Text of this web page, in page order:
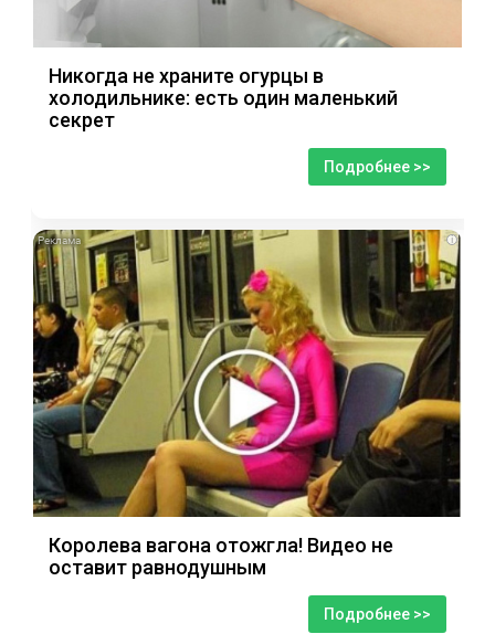
Никогда не храните огурцы в
холодильнике: есть один маленький
секрет
Подробнее >>
i
Королева вагона отожгла! Видео не
оставит равнодушным
Подробнее >>